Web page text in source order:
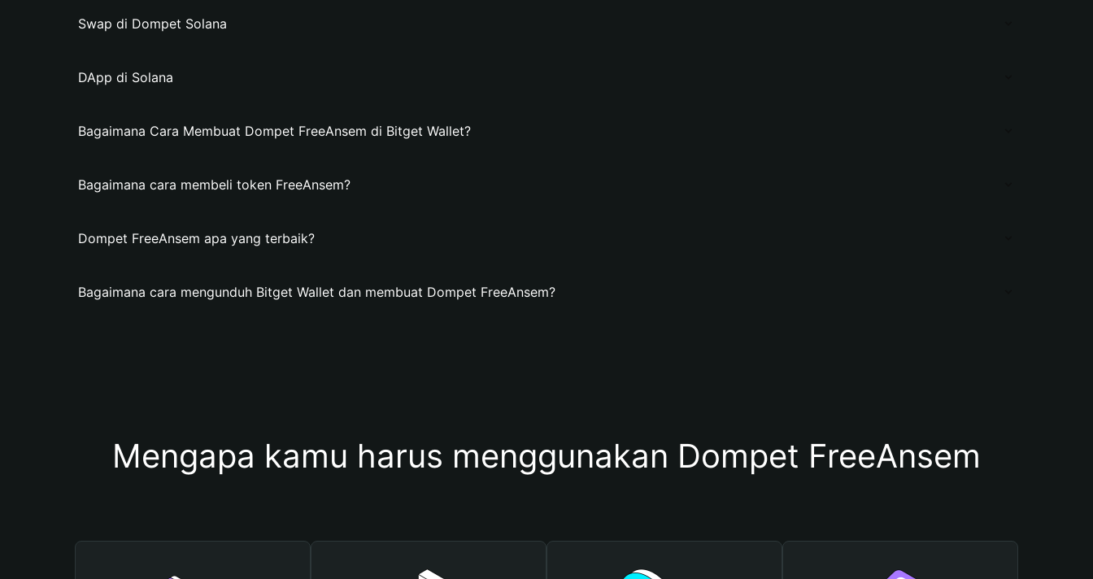
Swap di Dompet Solana
DApp di Solana
Bagaimana Cara Membuat Dompet FreeAnsem di Bitget Wallet?
Bagaimana cara membeli token FreeAnsem?
Dompet FreeAnsem apa yang terbaik?
Bagaimana cara mengunduh Bitget Wallet dan membuat Dompet FreeAnsem?
Mengapa kamu harus menggunakan Dompet FreeAnsem